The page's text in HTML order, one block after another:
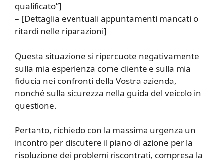
qualificato”]
– [Dettaglia eventuali appuntamenti mancati o
ritardi nelle riparazioni]
Questa situazione si ripercuote negativamente
sulla mia esperienza come cliente e sulla mia
fiducia nei confronti della Vostra azienda,
nonché sulla sicurezza nella guida del veicolo in
questione.
Pertanto, richiedo con la massima urgenza un
incontro per discutere il piano di azione per la
risoluzione dei problemi riscontrati, compresa la